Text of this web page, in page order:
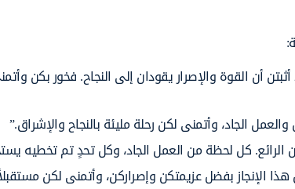
أن القوة والإصرار يقودان إلى النجاح. فخور بكن
الجاد، وأتمنى لكن رحلة مليئة بالنجاح والإشراق.”
الرائع. كل لحظة من العمل الجاد، وكل تحدٍ تم تخطيه
الإنجاز بفضل عزيمتكن وإصراركن، وأتمنى لكن